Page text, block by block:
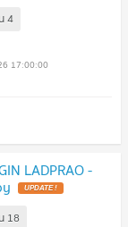
4
17:00:00
LADPRAO -
UPDATE !
18